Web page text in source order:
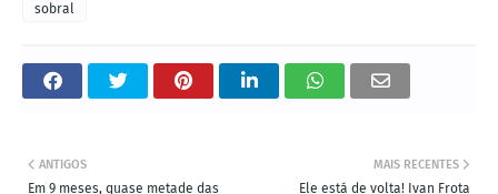
sobral
MAIS RECENTES
Ele está de volta! Ivan Frota
ANTIGOS
Em 9 meses, quase metade das